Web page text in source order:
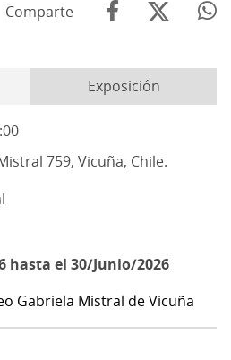
Exposición
759, Vicuña, Chile.
hasta el 30/Junio/2026
Gabriela Mistral de Vicuña
Comparte